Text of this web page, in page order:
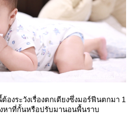
องระวังเรื่องตกเตียงซึ่งมอร์ฟีนตกมา 1
งหาที่กั้นหรือปรับมานอนพื้นราบ